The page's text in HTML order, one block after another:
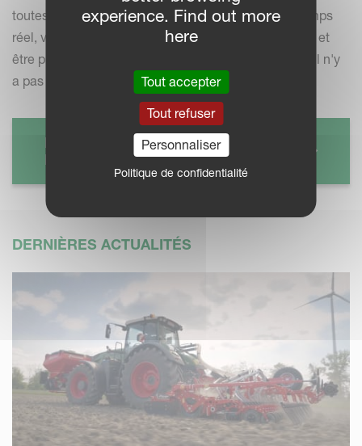
toutes les informations relatives à la machine en temps
réel, vous pouvez optimiser vos opérations agricoles et
être plus durable en vous assurant, par exemple, qu'il n'y
a pas de déversement de liquides ou d'engrais.
KVERNELAND ISOMATCH
FARMCENTRE
DERNIÈRES ACTUALITÉS
experience. Find out more
here
Tout accepter
Tout refuser
Personnaliser
Politique de confidentialité